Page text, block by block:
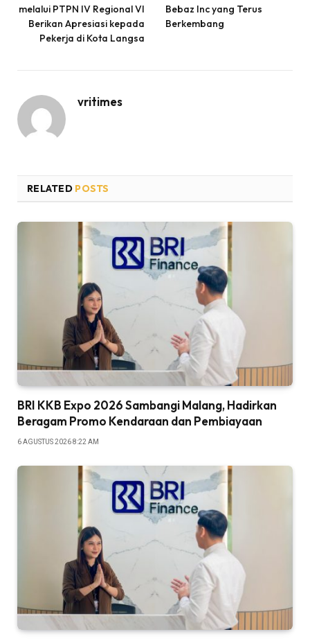
melalui PTPN IV Regional VI
Berikan Apresiasi kepada
Pekerja di Kota Langsa
Bebaz Inc yang Terus
Berkembang
vritimes
RELATED POSTS
BRI KKB Expo 2026 Sambangi Malang, Hadirkan
Beragam Promo Kendaraan dan Pembiayaan
6 AGUSTUS 2026 8:22 AM